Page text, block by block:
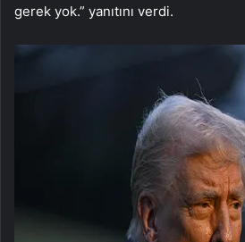
gerek yok.” yanıtını verdi.